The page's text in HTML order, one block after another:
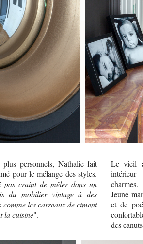
personnels, Nathalie fait
pour le mélange des styles.
pas craint de mêler dans un
du mobilier vintage à des
les carreaux de ciment
la cuisine".
Le vieil
intérieur
charmes.
Jeune
et de
des